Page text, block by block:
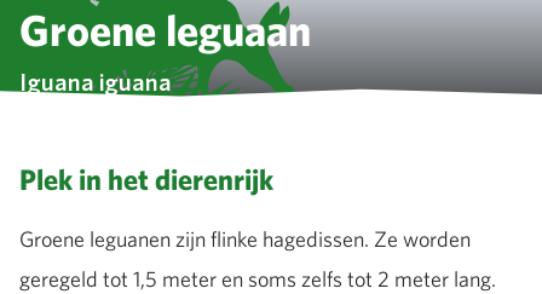
Groene leguaan
Iguana iguana
Plek in het dierenrijk
Groene leguanen zijn flinke hagedissen. Ze worden
geregeld tot 1,5 meter en soms zelfs tot 2 meter lang.